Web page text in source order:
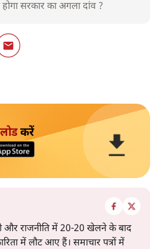
सरकार का अगला दांव ?
करें
और राजनीति में 20-20 खेलने के बाद
में लौट आए हैं। समाचार पत्रों में